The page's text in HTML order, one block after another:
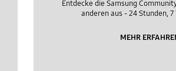
Entdecke die Samsung
anderen aus - 24 Stunden, 7
MEHR